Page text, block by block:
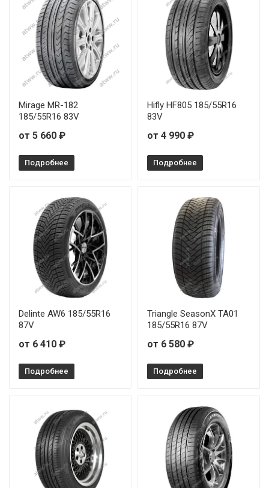
Mirage MR-182
185/55R16 83V
от 5 660 ₽
Подробнее
Hifly HF805 185/55R16
83V
от 4 990 ₽
Подробнее
Delinte AW6 185/55R16
87V
от 6 410 ₽
Подробнее
Triangle SeasonX TA01
185/55R16 87V
от 6 580 ₽
Подробнее